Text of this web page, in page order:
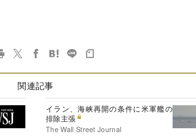
関連記事
イラン、海峡再開の条件に米軍艦の
排除主張
The Wall Street Journal